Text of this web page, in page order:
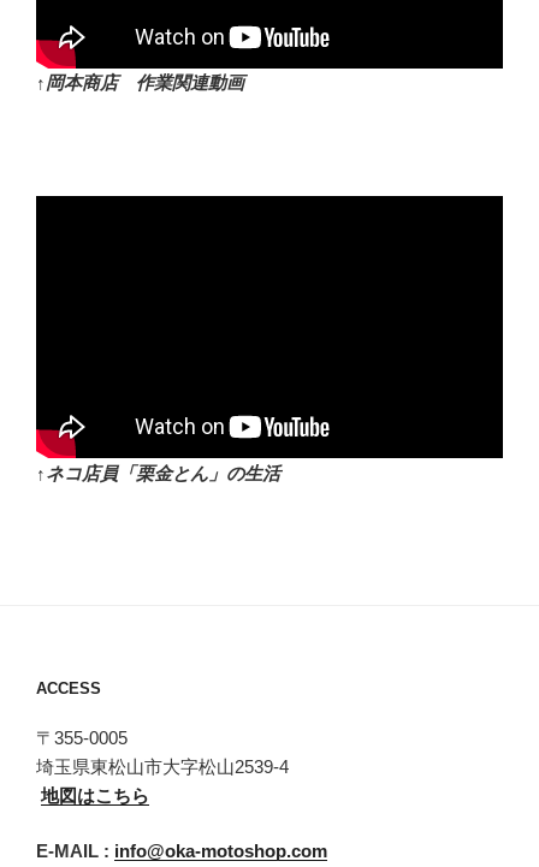
↑岡本商店 作業関連動画
↑ネコ店員「栗金とん」の生活
ACCESS
〒355-0005
埼玉県東松山市大字松山2539-4
地図はこちら
E-MAIL : info@oka-motoshop.com